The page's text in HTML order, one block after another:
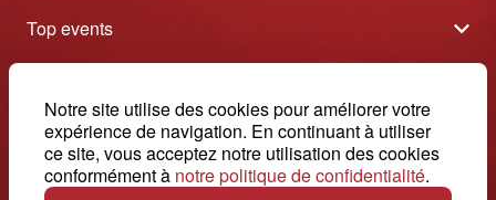
Notre site utilise des cookies pour améliorer votre
expérience de navigation. En continuant à utiliser
ce site, vous acceptez notre utilisation des cookies
conformément à notre politique de confidentialité.
Blog
Contact
Conditions générales de vente
Top events
Caves Ouvertes
Tavolata
Sélection (résultats)
Contact
Swiss Wine Valais - Avenue de la Gare 2 - CP 144 - 1964
Conthey - Suisse
© 2026, Swiss Wine Valais
français